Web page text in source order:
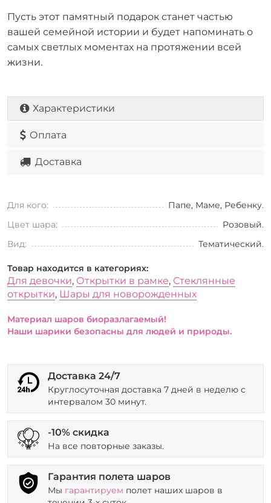
Пусть этот памятный подарок станет частью
вашей семейной истории и будет напоминать о
самых светлых моментах на протяжении всей
жизни.
Характеристики
Оплата
Доставка
Для кого:
Папе, Маме, Ребенку.
Цвет шара:
Розовый.
Вид:
Тематический.
Товар находится в категориях:
Для девочки, Открытки в рамке, Стеклянные
открытки, Шары для новорожденных
Материал шаров биоразлагаемый!
Наши шарики безопасны для людей и природы.
Доставка 24/7
Круглосуточная доставка 7 дней в неделю с
интервалом 30 минут.
-10% скидка
На все повторные заказы.
Гарантия полета шаров
Мы гарантируем полет наших шаров в